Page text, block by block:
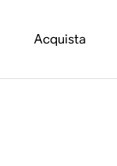
Acquista